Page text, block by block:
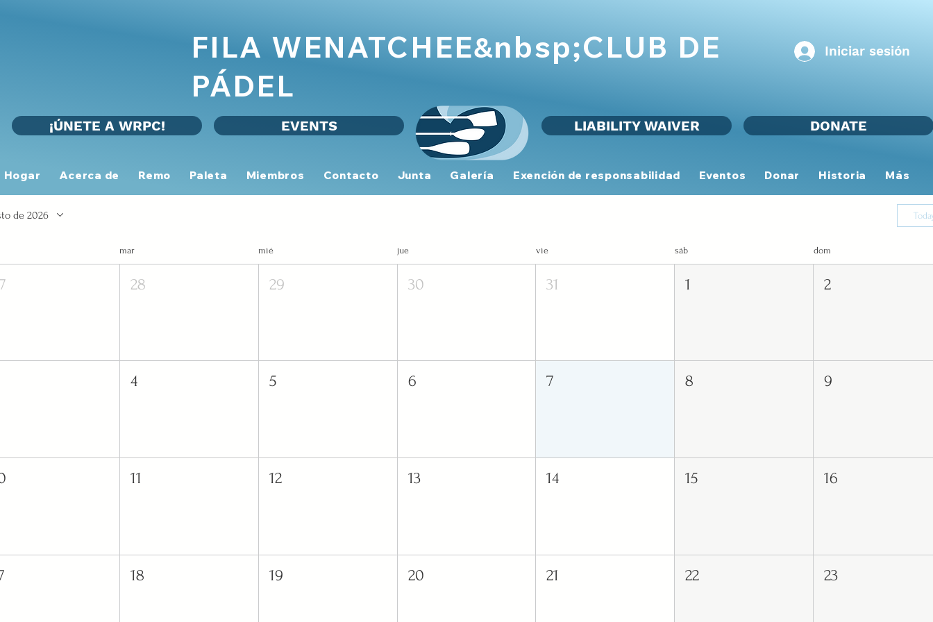
FILA WENATCHEE&nbsp;CLUB DE
PÁDEL
¡ÚNETE A WRPC!
Iniciar sesión
Hogar Acerca de Remo Paleta Miembros Contacto Junta Galería Exención de responsabilidad Eventos Donar Historia Más
LIABILITY WAIVER
EVENTS DONATE
de 2026
mar mié jue vie sáb dom
28 29 30 31 1 2
4 5 6 7 8 9
11 12 13 14 15 16
18 19 20 21 22 23